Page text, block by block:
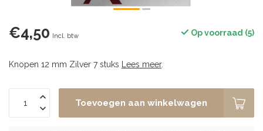
€4,50 Incl. btw Op voorraad (5)
Knopen 12 mm Zilver 7 stuks Lees meer.
Toevoegen aan winkelwagen